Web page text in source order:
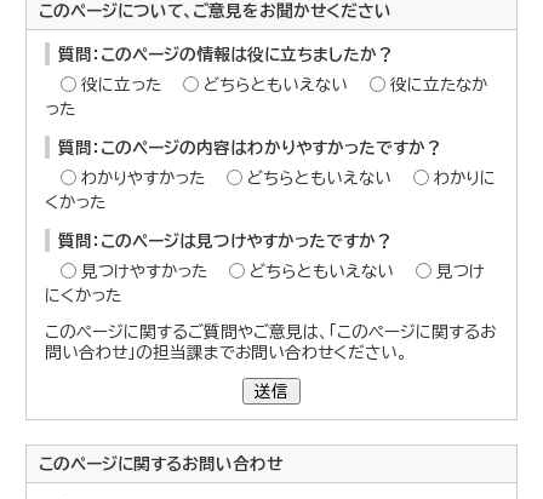
このページについて、ご意見をお聞かせください
質問：このページの情報は役に立ちましたか？
役に立った
どちらともいえない
役に立たなか
った
質問：このページの内容はわかりやすかったですか？
わかりやすかった
どちらともいえない
わかりに
くかった
質問：このページは見つけやすかったですか？
見つけやすかった
どちらともいえない
見つけ
にくかった
このページに関するご質問やご意見は、「このページに関するお
問い合わせ」の担当課までお問い合わせください。
送信
このページに関するお問い合わせ